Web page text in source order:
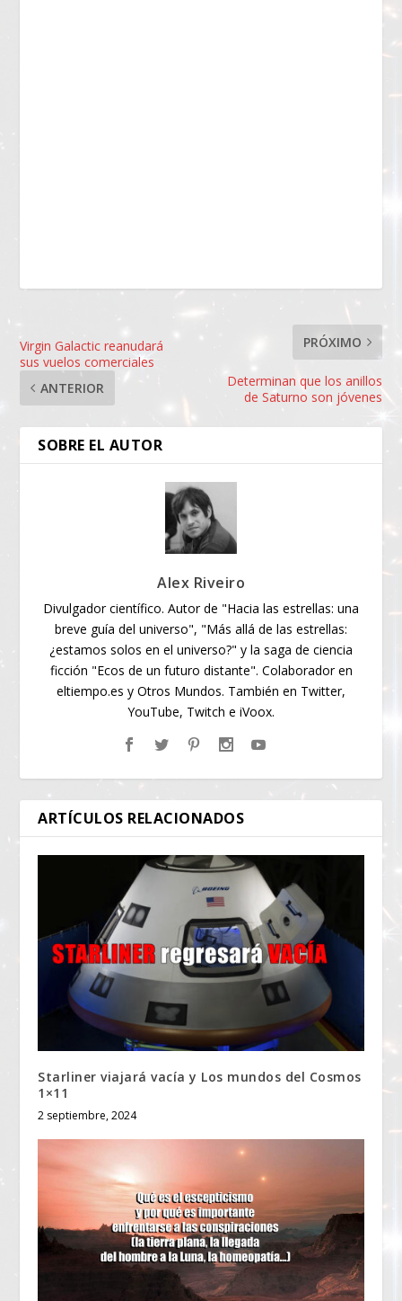
Virgin Galactic reanudará
sus vuelos comerciales
ANTERIOR
PRÓXIMO
Determinan que los anillos
de Saturno son jóvenes
SOBRE EL AUTOR
Alex Riveiro
Divulgador científico. Autor de "Hacia las estrellas: una
breve guía del universo", "Más allá de las estrellas:
¿estamos solos en el universo?" y la saga de ciencia
ficción "Ecos de un futuro distante". Colaborador en
eltiempo.es y Otros Mundos. También en Twitter,
YouTube, Twitch e iVoox.
ARTÍCULOS RELACIONADOS
Starliner viajará vacía y Los mundos del Cosmos
1×11
2 septiembre, 2024